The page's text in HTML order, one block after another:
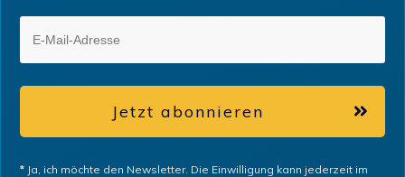
Jetzt abonnieren
* Ja, ich möchte den Newsletter. Die Einwilligung kann jederzeit im